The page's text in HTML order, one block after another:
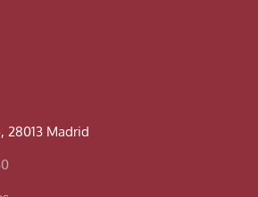
28013 Madrid